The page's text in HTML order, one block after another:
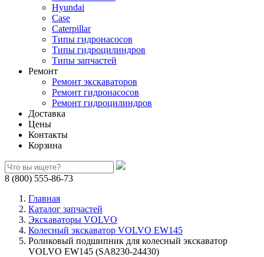
Hyundai
Case
Caterpillar
Типы гидронасосов
Типы гидроцилиндров
Типы запчастей
Ремонт
Ремонт экскаваторов
Ремонт гидронасосов
Ремонт гидроцилиндров
Доставка
Цены
Контакты
Корзина
8 (800) 555-86-73
Главная
Каталог запчастей
Экскаваторы VOLVO
Колесный экскаватор VOLVO EW145
Роликовый подшипник для колесный экскаватор
VOLVO EW145 (SA8230-24430)